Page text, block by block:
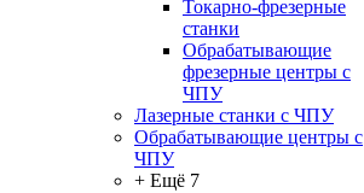
Токарно-фрезерные
станки
Обрабатывающие
фрезерные центры с
ЧПУ
Лазерные станки с ЧПУ
Обрабатывающие центры с
ЧПУ
+ Ещё 7